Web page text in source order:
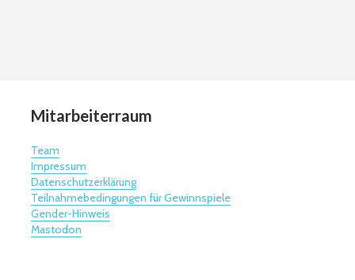
Mitarbeiterraum
Team
Impressum
Datenschutzerklärung
Teilnahmebedingungen für Gewinnspiele
Gender-Hinweis
Mastodon